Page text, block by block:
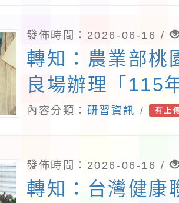
發佈時間：2026-06-16 /
轉知：農業部桃
良場辦理「115
教育人員農事操
內容分類： 研習資訊 / 有上
發佈時間：2026-06-16 /
轉知：台灣健康